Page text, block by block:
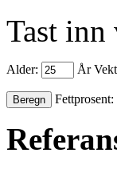
Tast inn
Alder: År Vekt
Fettprosent: